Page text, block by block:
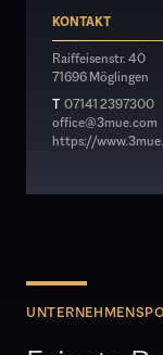
KONTAKT
Raiffeisenstr. 40
71696 Möglingen
T 07141 2397300
office@3mue.com
https://